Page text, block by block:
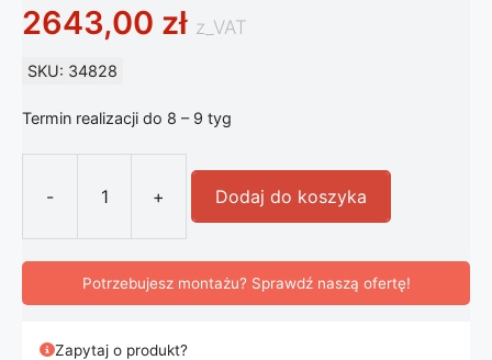
2643,00 zł z_VAT
SKU: 34828
Termin realizacji do 8 – 9 tyg
-
ilość Artemide Gople Mini lampa
+ Dodaj do koszyka
Potrzebujesz montażu? Sprawdź naszą ofertę!
Zapytaj o produkt?